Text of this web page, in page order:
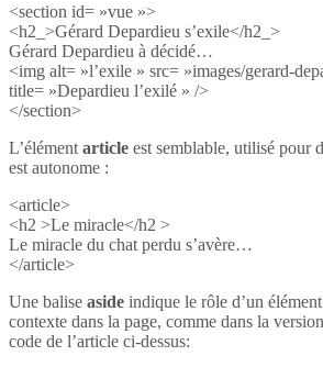
<section id= »vue »>
<h2_>Gérard Depardieu s’exile</h2_>
Gérard Depardieu à décidé…
<img alt= »l’exile » src= »images/gerard-
title= »Depardieu l’exilé » />
</section>
L’élément article est semblable, utilisé pour
est autonome :
<article>
<h2 >Le miracle</h2 >
Le miracle du chat perdu s’avère…
</article>
Une balise aside indique le rôle d’un
contexte dans la page, comme dans la
code de l’article ci-dessus: